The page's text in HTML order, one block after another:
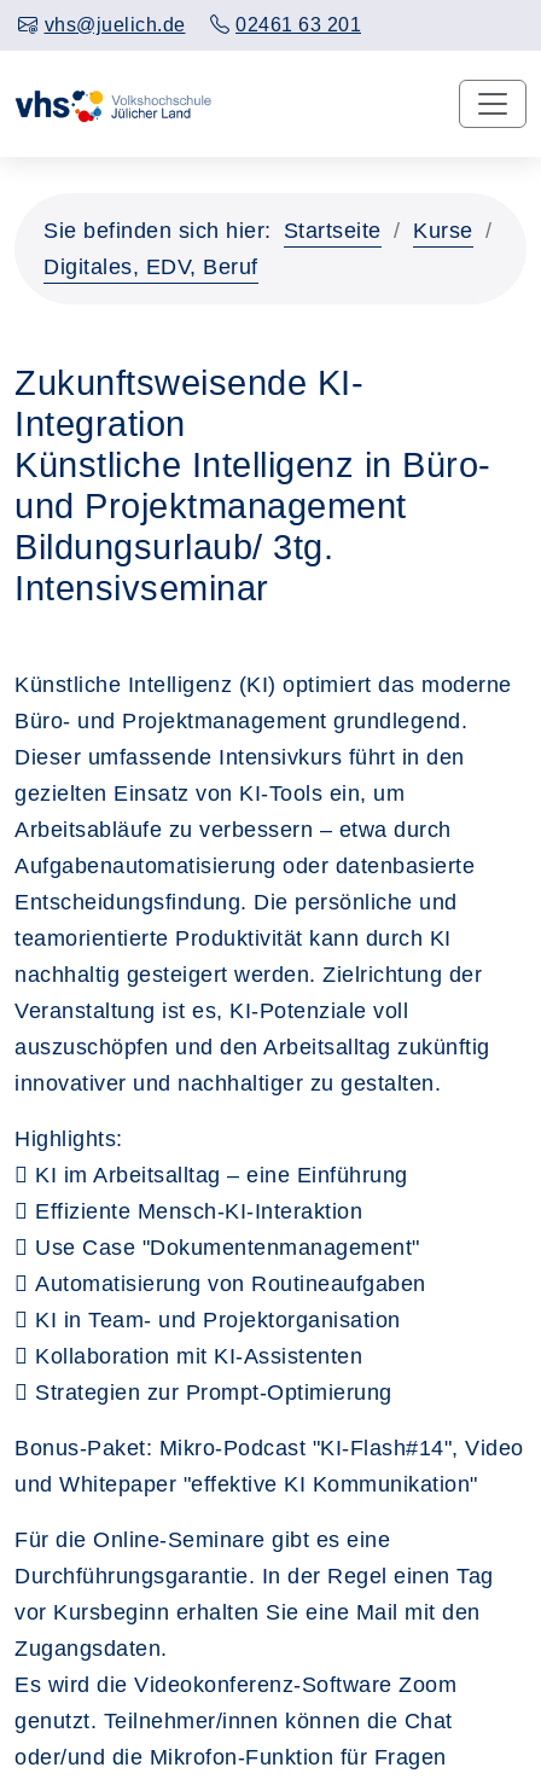
vhs@juelich.de 02461 63 201
Sie befinden sich hier: Startseite
Kurse
Digitales, EDV, Beruf
Zukunftsweisende KI-
Integration
Künstliche Intelligenz in Büro-
und Projektmanagement
Bildungsurlaub/ 3tg.
Intensivseminar
Künstliche Intelligenz (KI) optimiert das moderne
Büro- und Projektmanagement grundlegend.
Dieser umfassende Intensivkurs führt in den
gezielten Einsatz von KI-Tools ein, um
Arbeitsabläufe zu verbessern – etwa durch
Aufgabenautomatisierung oder datenbasierte
Entscheidungsfindung. Die persönliche und
teamorientierte Produktivität kann durch KI
nachhaltig gesteigert werden. Zielrichtung der
Veranstaltung ist es, KI-Potenziale voll
auszuschöpfen und den Arbeitsalltag zukünftig
innovativer und nachhaltiger zu gestalten.
Highlights:
 KI im Arbeitsalltag – eine Einführung
 Effiziente Mensch-KI-Interaktion
 Use Case "Dokumentenmanagement"
 Automatisierung von Routineaufgaben
 KI in Team- und Projektorganisation
 Kollaboration mit KI-Assistenten
 Strategien zur Prompt-Optimierung
Bonus-Paket: Mikro-Podcast "KI-Flash#14", Video
und Whitepaper "effektive KI Kommunikation"
Für die Online-Seminare gibt es eine
Durchführungsgarantie. In der Regel einen Tag
vor Kursbeginn erhalten Sie eine Mail mit den
Zugangsdaten.
Es wird die Videokonferenz-Software Zoom
genutzt. Teilnehmer/innen können die Chat
oder/und die Mikrofon-Funktion für Fragen